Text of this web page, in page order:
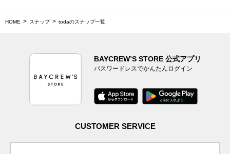
HOME スナップ todaのスナップ一覧
BAYCREW’S STORE 公式アプリ
パスワードレスでかんたんログイン
CUSTOMER SERVICE